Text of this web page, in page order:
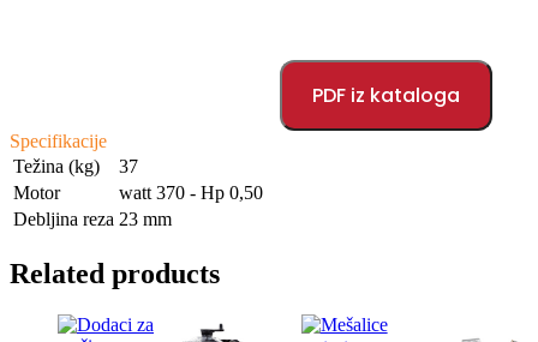
PDF iz kataloga
Specifikacije
Težina (kg)
37
Motor
watt 370 - Hp 0,50
Debljina reza 23 mm
Related products